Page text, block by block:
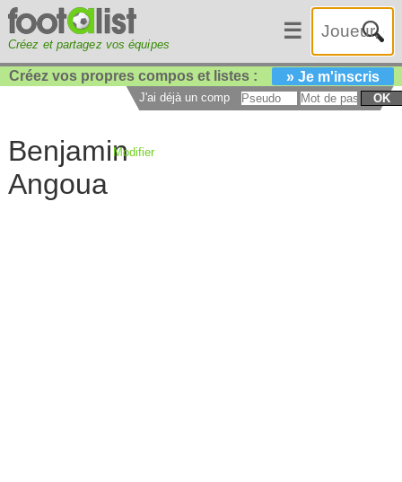
Créez et partagez vos équipes
☰
Créez vos propres compos et listes : » Je m'inscris
J'ai déjà un compte : OK
Benjamin
Angoua
Modifier